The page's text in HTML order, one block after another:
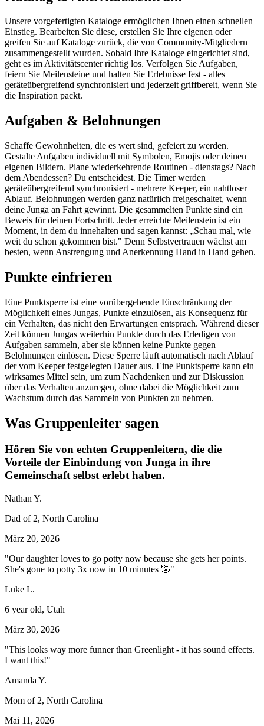
Unsere vorgefertigten Kataloge ermöglichen Ihnen einen schnellen
Einstieg. Bearbeiten Sie diese, erstellen Sie Ihre eigenen oder
greifen Sie auf Kataloge zurück, die von Community-Mitgliedern
zusammengestellt wurden. Sobald Ihre Kataloge eingerichtet sind,
geht es im Aktivitätscenter richtig los. Verfolgen Sie Aufgaben,
feiern Sie Meilensteine und halten Sie Erlebnisse fest - alles
geräteübergreifend synchronisiert und jederzeit griffbereit, wenn Sie
die Inspiration packt.
Aufgaben & Belohnungen
Schaffe Gewohnheiten, die es wert sind, gefeiert zu werden.
Gestalte Aufgaben individuell mit Symbolen, Emojis oder deinen
eigenen Bildern. Plane wiederkehrende Routinen - dienstags? Nach
dem Abendessen? Du entscheidest. Die Timer werden
geräteübergreifend synchronisiert - mehrere Keeper, ein nahtloser
Ablauf. Belohnungen werden ganz natürlich freigeschaltet, wenn
deine Junga an Fahrt gewinnt. Die gesammelten Punkte sind ein
Beweis für deinen Fortschritt. Jeder erreichte Meilenstein ist ein
Moment, in dem du innehalten und sagen kannst: „Schau mal, wie
weit du schon gekommen bist." Denn Selbstvertrauen wächst am
besten, wenn Anstrengung und Anerkennung Hand in Hand gehen.
Punkte einfrieren
Eine Punktsperre ist eine vorübergehende Einschränkung der
Möglichkeit eines Jungas, Punkte einzulösen, als Konsequenz für
ein Verhalten, das nicht den Erwartungen entsprach. Während dieser
Zeit können Jungas weiterhin Punkte durch das Erledigen von
Aufgaben sammeln, aber sie können keine Punkte gegen
Belohnungen einlösen. Diese Sperre läuft automatisch nach Ablauf
der vom Keeper festgelegten Dauer aus. Eine Punktsperre kann ein
wirksames Mittel sein, um zum Nachdenken und zur Diskussion
über das Verhalten anzuregen, ohne dabei die Möglichkeit zum
Wachstum durch das Sammeln von Punkten zu nehmen.
Was Gruppenleiter sagen
Hören Sie von echten Gruppenleitern, die die
Vorteile der Einbindung von Junga in ihre
Gemeinschaft selbst erlebt haben.
Nathan Y.
Dad of 2, North Carolina
März 20, 2026
"Our daughter loves to go potty now because she gets her points.
She's gone to potty 3x now in 10 minutes 🤣"
Luke L.
6 year old, Utah
März 30, 2026
"This looks way more funner than Greenlight - it has sound effects.
I want this!"
Amanda Y.
Mom of 2, North Carolina
Mai 11, 2026